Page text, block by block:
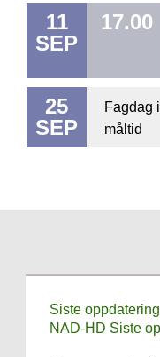
11
SEP
17.00
25
SEP
Fagdag
måltid
Siste
NAD-HD Siste